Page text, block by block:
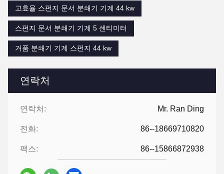
연락처
연락처: Mr. Ran Ding
전화: 86--18669710820
팩스: 86--15866872938
고효율 스펀지 문서 분쇄기 기계 44 kw
스펀지 문서 분쇄기 기계 5 센티미터
거품 분쇄기 기계 스펀지 44 kw